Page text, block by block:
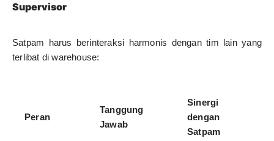
Supervisor
Satpam harus berinteraksi harmonis dengan tim lain yang
terlibat di warehouse:
Peran
Tanggung
Jawab
Sinergi
dengan
Satpam